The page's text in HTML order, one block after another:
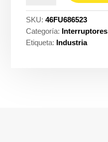
triple
blanco
-
SKU:46FU686523
Categoría: Interruptores
Etiqueta: Industria